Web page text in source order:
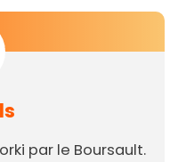
par le Boursault.